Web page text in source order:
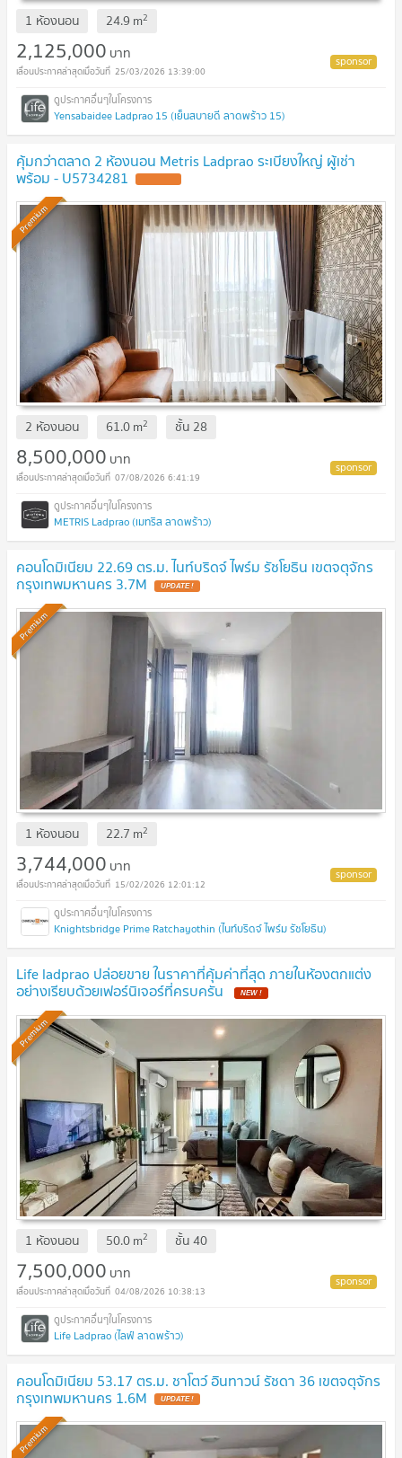
1 ห้องนอน 24.9 m2
2,125,000 บาท
25/03/2026 13:39:00
Yensabaidee Ladprao 15 (เย็นสบายดี ลาดพร้าว 15)
คุ้มกว่าตลาด 2 ห้องนอน Metris Ladprao ระเบียงใหญ่ ผู้เช่า
พร้อม - U5734281
Premium
2 ห้องนอน 61.0m2 ชั้น 28
8,500,000 บาท
07/08/2026 6:41:19
METRIS Ladprao (เมทริส ลาดพร้าว)
คอนโดมิเนียม 22.69 ตร.ม. ไนท์บริดจ์ ไพร์ม รัชโยธิน เขตจตุจักร
กรุงเทพมหานคร 3.7M
Premium
1 ห้องนอน 22.7 m2
3,744,000 บาท
15/02/2026 12:01:12
Knightsbridge Prime Ratchayothin (ไนท์บริดจ์ ไพร์ม รัชโยธิน)
Life ladprao ปล่อยขาย ในราคาที่คุ้มค่าที่สุด ภายในห้องตกแต่ง
อย่างเรียบด้วยเฟอร์นิเจอร์ที่ครบครัน
Premium
1 ห้องนอน 50.0m2 ชั้น40
7,500,000 บาท
04/08/2026 10:38:13
Life Ladprao (ไลฟ์ ลาดพร้าว)
คอนโดมิเนียม 53.17 ตร.ม. ชาโตว์ อินทาวน์ รัชดา 36 เขตจตุจักร
กรุงเทพมหานคร 1.6M
Premium